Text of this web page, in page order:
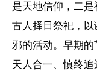
是天地信仰，二
古人择日祭祀，
邪的活动。早期的
天人合一、慎终